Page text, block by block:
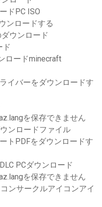
ドPC ISO
ンロードする
ウンロード
ド
ロードminecraft
イバーをダウンロードす
を保存できません
ンロードファイル
トPDFをダウンロードす
PCダウンロード
を保存できません
ンサークルアイコンアイ